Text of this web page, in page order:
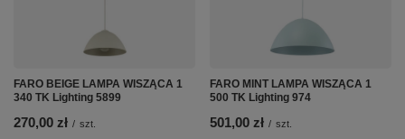
FARO BEIGE LAMPA WISZĄCA 1
340 TK Lighting 5899
270,00 zł / szt.
FARO MINT LAMPA WISZĄCA 1
500 TK Lighting 974
501,00 zł / szt.